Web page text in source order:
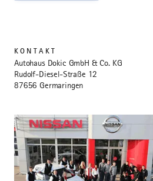
KONTAKT
Autohaus Dokic GmbH & Co. KG
Rudolf-Diesel-Straße 12
87656 Germaringen